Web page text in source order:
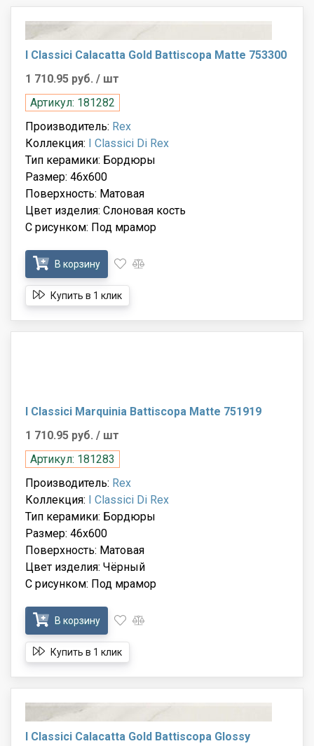
I Classici Calacatta Gold Battiscopa Matte 753300
1 710.95 руб. / шт
Артикул: 181282
Производитель: Rex
Коллекция: I Classici Di Rex
Тип керамики: Бордюры
Размер: 46x600
Поверхность: Матовая
Цвет изделия: Слоновая кость
С рисунком: Под мрамор
В корзину
Купить в 1 клик
I Classici Marquinia Battiscopa Matte 751919
1 710.95 руб. / шт
Артикул: 181283
Производитель: Rex
Коллекция: I Classici Di Rex
Тип керамики: Бордюры
Размер: 46x600
Поверхность: Матовая
Цвет изделия: Чёрный
С рисунком: Под мрамор
В корзину
Купить в 1 клик
I Classici Calacatta Gold Battiscopa Glossy